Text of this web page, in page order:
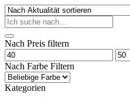
Suchen
nach:
Nach Preis filtern
Min.
Preis
Max.
Nach Farbe Filtern
Kategorien